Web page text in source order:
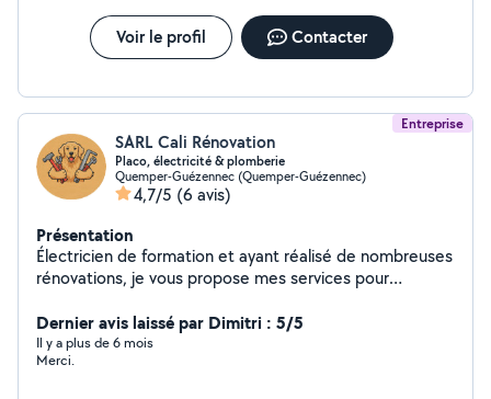
Voir le profil Contacter
Entreprise
SARL Cali Rénovation
Placo, électricité & plomberie
Quemper-Guézennec (Quemper-Guézennec)
4,7/5 (6 avis)
Présentation
Électricien de formation et ayant réalisé de nombreuses
rénovations, je vous propose mes services pour
en électricité, plomberie et placo/isolation.
Dernier avis laissé par Dimitri : 5/5
Il y a plus de 6 mois
Merci.